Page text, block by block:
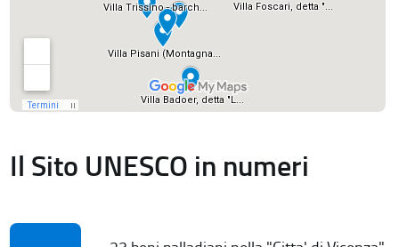
Il Sito UNESCO in numeri